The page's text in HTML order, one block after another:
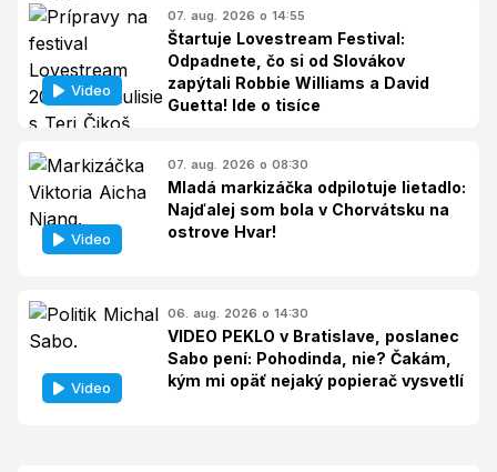
Video
07. aug. 2026 o 14:55
Štartuje Lovestream Festival:
Odpadnete, čo si od Slovákov
zapýtali Robbie Williams a David
Guetta! Ide o tisíce
Video
07. aug. 2026 o 08:30
Mladá markizáčka odpilotuje lietadlo:
Najďalej som bola v Chorvátsku na
ostrove Hvar!
Video
06. aug. 2026 o 14:30
VIDEO PEKLO v Bratislave, poslanec
Sabo pení: Pohodinda, nie? Čakám,
kým mi opäť nejaký popierač vysvetlí